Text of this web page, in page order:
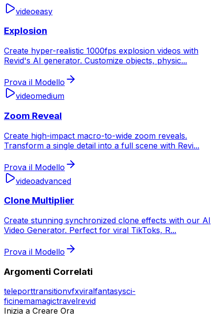
videoeasy
Explosion
Create hyper-realistic 1000fps explosion videos with
Revid's AI generator. Customize objects, physic...
Prova il Modello
videomedium
Zoom Reveal
Create high-impact macro-to-wide zoom reveals.
Transform a single detail into a full scene with Revi...
Prova il Modello
videoadvanced
Clone Multiplier
Create stunning synchronized clone effects with our AI
Video Generator. Perfect for viral TikToks, R...
Prova il Modello
Argomenti Correlati
teleporttransitionvfxviralfantasysci-
ficinemamagictravelrevid
Inizia a Creare Ora